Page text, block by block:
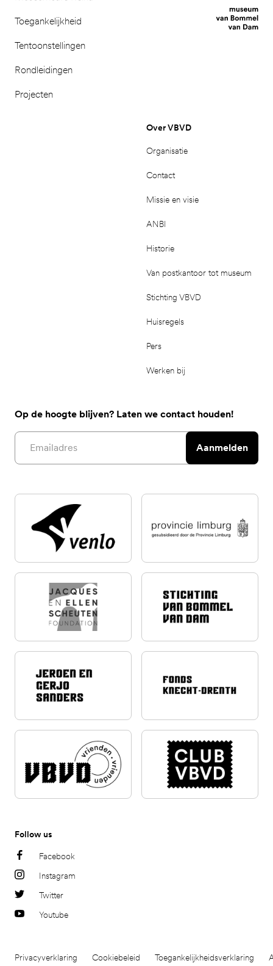
Toegankelijkheid
Tentoonstellingen
Rondleidingen
Projecten
Over VBVD
Organisatie
Contact
Missie en visie
ANBI
Historie
Van postkantoor tot museum
Stichting VBVD
Huisregels
Pers
Werken bij
Op de hoogte blijven? Laten we contact houden!
Email address
Aanmelden
Follow us
Facebook
Instagram
Twitter
Youtube
Privacyverklaring Cookiebeleid Toegankelijkheidsverklaring